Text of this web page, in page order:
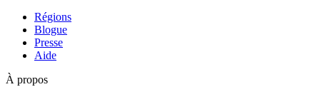
Régions
Blogue
Presse
Aide
À propos